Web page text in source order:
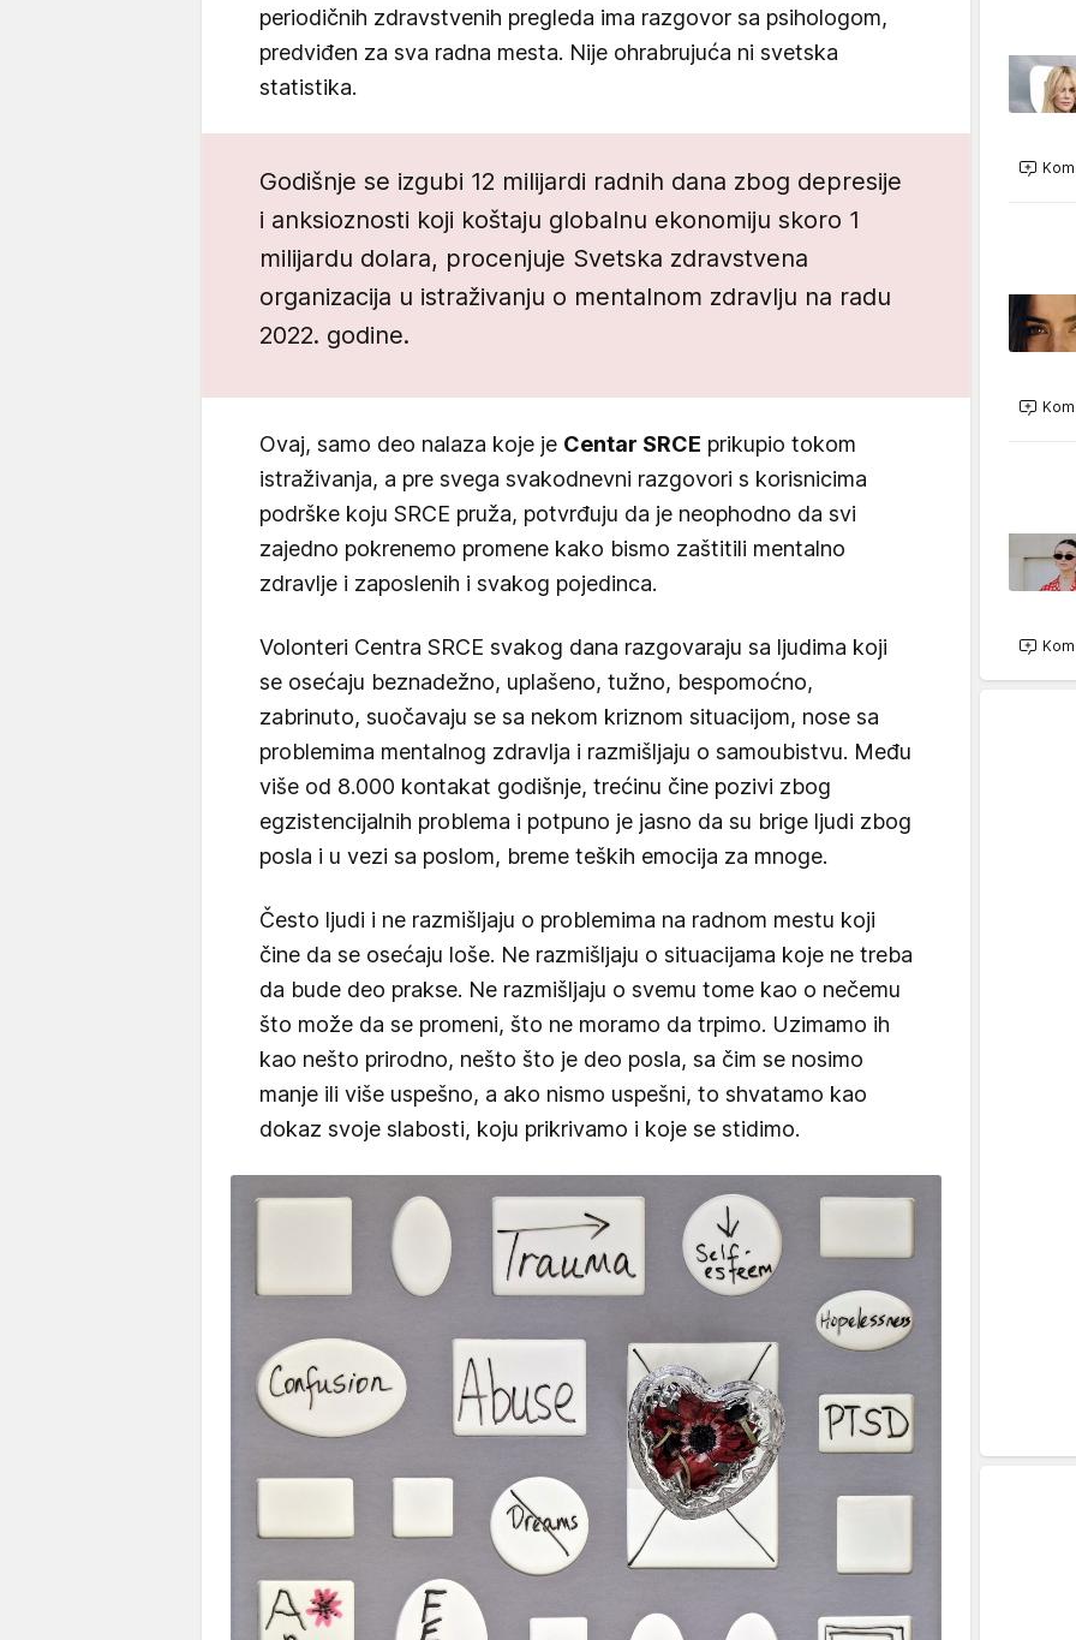
periodičnih zdravstvenih pregleda ima razgovor sa psihologom,
predviđen za sva radna mesta. Nije ohrabrujuća ni svetska
statistika.
Godišnje se izgubi 12 milijardi radnih dana zbog depresije
i anksioznosti koji koštaju globalnu ekonomiju skoro 1
milijardu dolara, procenjuje Svetska zdravstvena
organizacija u istraživanju o mentalnom zdravlju na radu
2022. godine.
Ovaj, samo deo nalaza koje je Centar SRCE prikupio tokom
istraživanja, a pre svega svakodnevni razgovori s korisnicima
podrške koju SRCE pruža, potvrđuju da je neophodno da svi
zajedno pokrenemo promene kako bismo zaštitili mentalno
zdravlje i zaposlenih i svakog pojedinca.
Volonteri Centra SRCE svakog dana razgovaraju sa ljudima koji
se osećaju beznadežno, uplašeno, tužno, bespomoćno,
zabrinuto, suočavaju se sa nekom kriznom situacijom, nose sa
problemima mentalnog zdravlja i razmišljaju o samoubistvu. Među
više od 8.000 kontakat godišnje, trećinu čine pozivi zbog
egzistencijalnih problema i potpuno je jasno da su brige ljudi zbog
posla i u vezi sa poslom, breme teških emocija za mnoge.
Često ljudi i ne razmišljaju o problemima na radnom mestu koji
čine da se osećaju loše. Ne razmišljaju o situacijama koje ne treba
da bude deo prakse. Ne razmišljaju o svemu tome kao o nečemu
što može da se promeni, što ne moramo da trpimo. Uzimamo ih
kao nešto prirodno, nešto što je deo posla, sa čim se nosimo
manje ili više uspešno, a ako nismo uspešni, to shvatamo kao
dokaz svoje slabosti, koju prikrivamo i koje se stidimo.